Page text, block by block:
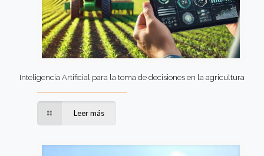
Inteligencia Artificial para la toma de decisiones en la agricultura
Leer más